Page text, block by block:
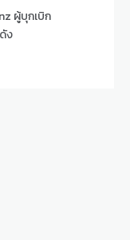
ผู้บุกเบิก
ง